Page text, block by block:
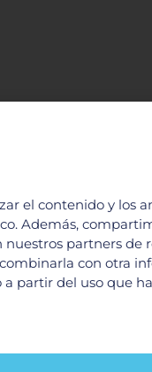
el contenido y los
Además,
partners de
con otra
partir del uso que